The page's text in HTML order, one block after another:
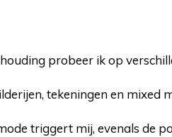
probeer ik op
tekeningen en mixed
triggert mij, evenals de